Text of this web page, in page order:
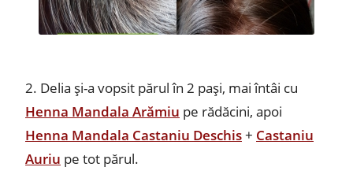
2. Delia și-a vopsit părul în 2 pași, mai întâi cu
Henna Mandala Arămiu pe rădăcini, apoi
Henna Mandala Castaniu Deschis+ Castaniu
Auriu pe tot părul.